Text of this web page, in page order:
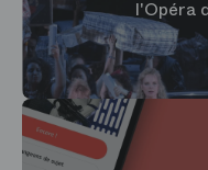
l'Opéra